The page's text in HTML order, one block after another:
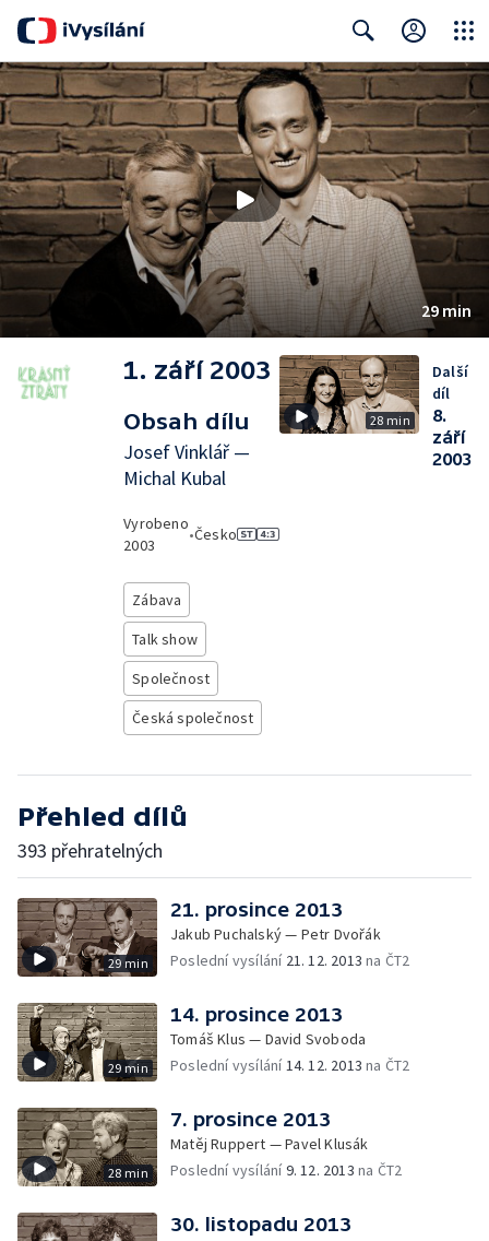
Search Close
29 min
1. září 2003
Obsah dílu
Josef Vinklář —
Michal Kubal
Vyrobeno
2003
•Česko
Zábava
Talk show
Společnost
Česká společnost
28 min
Další
díl
8.
září
2003
Přehled dílů
393 přehratelných
29 min
21. prosince 2013
Jakub Puchalský — Petr Dvořák
Poslední vysílání 21. 12. 2013 na ČT2
29 min
14. prosince 2013
Tomáš Klus — David Svoboda
Poslední vysílání14. 12. 2013 na ČT2
28 min
7. prosince 2013
Matěj Ruppert — Pavel Klusák
Poslední vysílání9. 12. 2013 na ČT2
30. listopadu 2013